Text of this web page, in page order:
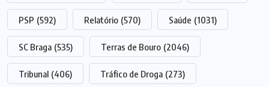
PSP (592) Relatório (570) Saúde (1031)
SC Braga (535) Terras de Bouro (2046)
Tribunal (406) Tráfico de Droga (273)